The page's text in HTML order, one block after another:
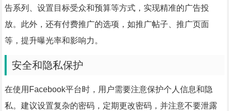
告系列、设置目标受众和预算等方式，实现精准的广告投
放。此外，还有付费推广的选项，如推广帖子、推广页面
等，提升曝光率和影响力。
安全和隐私保护
在使用Facebook平台时，用户需要注意保护个人信息和隐
私。建议设置复杂的密码，定期更改密码，并注意不要泄露